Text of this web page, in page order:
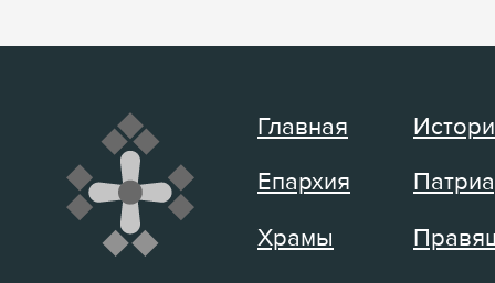
Главная
Епархия
Храмы